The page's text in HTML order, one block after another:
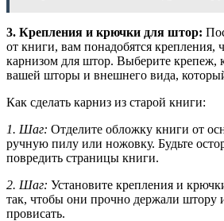
3. Крепления и крючки для штор:
от книги, вам понадобятся крепления,
карнизом для штор. Выберите крепеж,
вашей шторы и внешнего вида,
Как сделать карниз из старой книги:
1. Шаг: Отделите обложку книги от
ручную пилу или ножовку. Будьте
повредить страницы книги.
2. Шаг: Установите крепления и
так, чтобы они прочно держали штору
провисать.